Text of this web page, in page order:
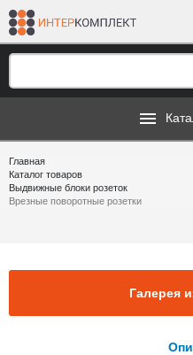
Главная
Каталог товаров
Выдвижные блоки розеток
Врезные поворотные розетки
Галерея